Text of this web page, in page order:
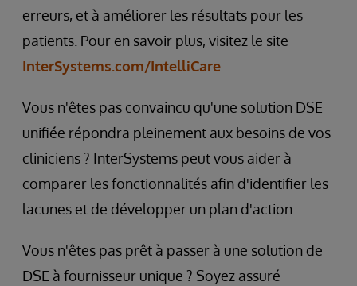
erreurs, et à améliorer les résultats pour les
patients. Pour en savoir plus, visitez le site
InterSystems.com/IntelliCare
Vous n'êtes pas convaincu qu'une solution DSE
unifiée répondra pleinement aux besoins de vos
cliniciens ? InterSystems peut vous aider à
comparer les fonctionnalités afin d'identifier les
lacunes et de développer un plan d'action.
Vous n'êtes pas prêt à passer à une solution de
DSE à fournisseur unique ? Soyez assuré